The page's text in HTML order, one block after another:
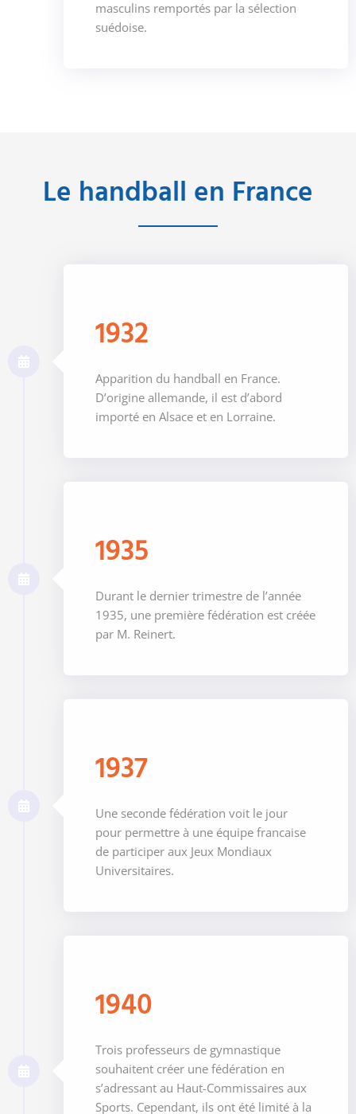
masculins remportés par la sélection
suédoise.
Le handball en France
1932
Apparition du handball en France.
D’origine allemande, il est d’abord
importé en Alsace et en Lorraine.
1935
Durant le dernier trimestre de l’année
1935, une première fédération est créée
par M. Reinert.
1937
Une seconde fédération voit le jour
pour permettre à une équipe francaise
de participer aux Jeux Mondiaux
Universitaires.
1940
Trois professeurs de gymnastique
souhaitent créer une fédération en
s’adressant au Haut-Commissaires aux
Sports. Cependant, ils ont été limité à la